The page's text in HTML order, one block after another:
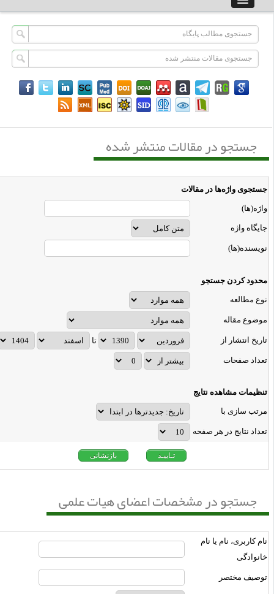
جستجو در مقالات منتشر شده
واژه‌ها در مقالات
واژه
کردن جستجو
مطالعه
مقاله
انتشار از تا
صفحات
مشاهده نتایج
سازی با
نتایج در هر صفحه
جستجو در مشخصات اعضای هیات علمی
کاربرى، نام یا نام
مختصر